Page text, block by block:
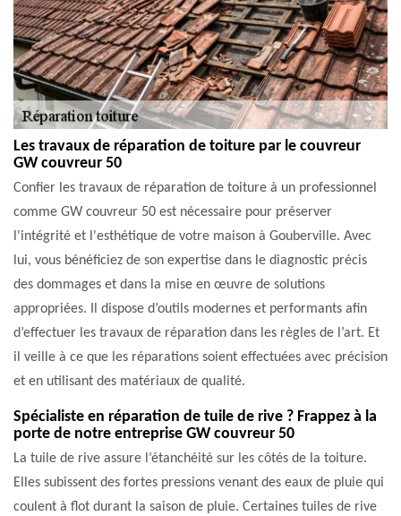
Les travaux de réparation de toiture par le couvreur
GW couvreur 50
Confier les travaux de réparation de toiture à un professionnel
comme GW couvreur 50 est nécessaire pour préserver
l'intégrité et l'esthétique de votre maison à Gouberville. Avec
lui, vous bénéficiez de son expertise dans le diagnostic précis
des dommages et dans la mise en œuvre de solutions
appropriées. Il dispose d’outils modernes et performants afin
d’effectuer les travaux de réparation dans les règles de l’art. Et
il veille à ce que les réparations soient effectuées avec précision
et en utilisant des matériaux de qualité.
Spécialiste en réparation de tuile de rive ? Frappez à la
porte de notre entreprise GW couvreur 50
La tuile de rive assure l’étanchéité sur les côtés de la toiture.
Elles subissent des fortes pressions venant des eaux de pluie qui
coulent à flot durant la saison de pluie. Certaines tuiles de rive